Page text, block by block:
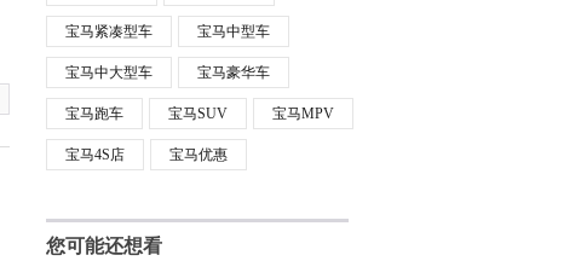
宝马紧凑型车 宝马中型车
宝马中大型车 宝马豪华车
宝马跑车 宝马SUV 宝马MPV
宝马4S店 宝马优惠
您可能还想看